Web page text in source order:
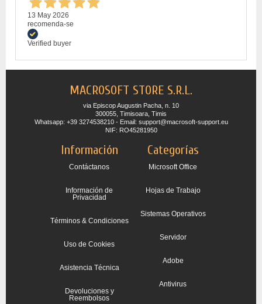
13 May 2026
recomenda-se
Verified buyer
MACROSOFT STORE S.R.L.
via Episcop Augustin Pacha, n. 10
300055, Timisoara, Timis
Whatsapp: +39 3274538210 - Email: support@macrosoft-support.eu
NIF: RO45281950
Información
Contáctanos
Información de
Privacidad
Términos & Condiciones
Uso de Cookies
Asistencia Técnica
Devoluciones y
Reembolsos
Categorías
Microsoft Office
Hojas de Trabajo
Sistemas Operativos
Servidor
Adobe
Antivirus